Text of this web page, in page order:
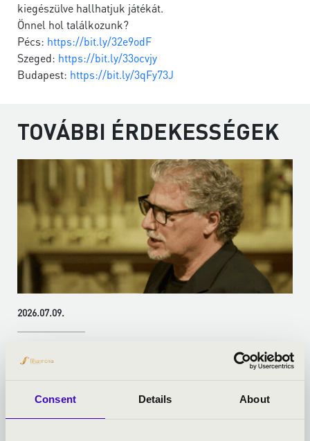
Consent Details About
kiegészülve hallhatjuk játékát.
Önnel hol találkozunk?
Pécs: https://bit.ly/32e9odF
Szeged: https://bit.ly/33ocvjy
Budapest: https://bit.ly/3qFy73J
TOVÁBBI ÉRDEKESSÉGEK
2026.07.09.
NYÁRI KEDVEZMÉNYEK, KÖZÖS ÉLMÉNYEK – ÍGY
KÉSZÜL AZ ORGONAPONT AUGUSZTUSRA
igent egy közös estére, egy rég halogato...